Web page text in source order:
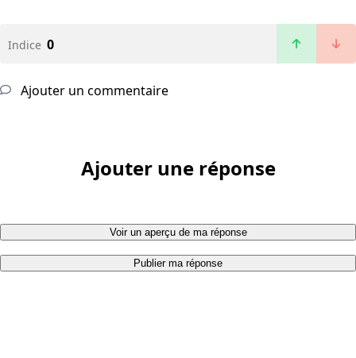
Indice 0
Ajouter un commentaire
Ajouter une réponse
Voir un aperçu de ma réponse
Publier ma réponse